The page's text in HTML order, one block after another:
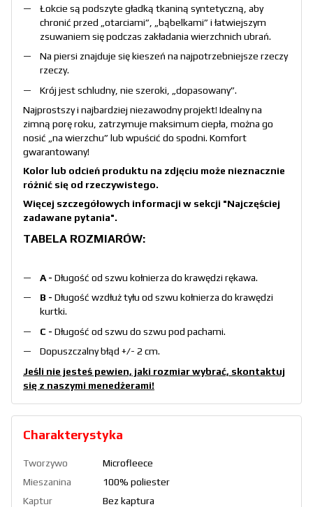
Łokcie są podszyte gładką tkaniną syntetyczną, aby
chronić przed „otarciami”, „bąbelkami” i łatwiejszym
zsuwaniem się podczas zakładania wierzchnich ubrań.
Na piersi znajduje się kieszeń na najpotrzebniejsze rzeczy
rzeczy.
Krój jest schludny, nie szeroki, „dopasowany”.
Najprostszy i najbardziej niezawodny projekt! Idealny na
zimną porę roku, zatrzymuje maksimum ciepła, można go
nosić „na wierzchu” lub wpuścić do spodni. Komfort
gwarantowany!
Kolor lub odcień produktu na zdjęciu może nieznacznie
różnić się od rzeczywistego.
Więcej szczegółowych informacji w sekcji "Najczęściej
zadawane pytania".
TABELA ROZMIARÓW:
A - Długość od szwu kołnierza do krawędzi rękawa.
B - Długość wzdłuż tyłu od szwu kołnierza do krawędzi
kurtki.
C - Długość od szwu do szwu pod pachami.
Dopuszczalny błąd +/- 2 cm.
Jeśli nie jesteś pewien, jaki rozmiar wybrać, skontaktuj
się z naszymi menedżerami!
Charakterystyka
Tworzywo
Microfleece
Mieszanina
100% poliester
Kaptur
Bez kaptura